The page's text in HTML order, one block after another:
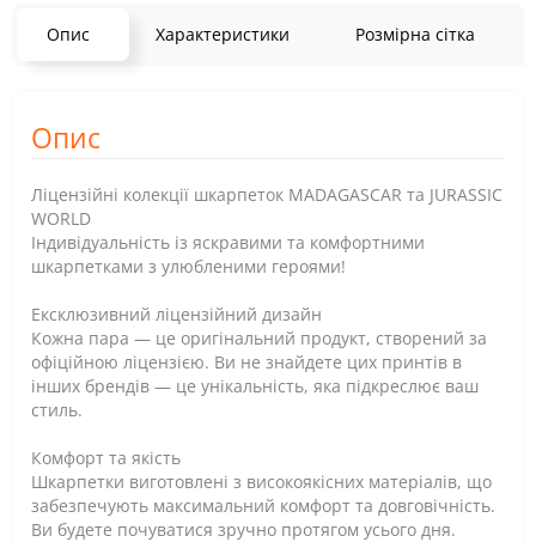
Опис Характеристики Розмірна сітка
Опис
Ліцензійні колекції шкарпеток MADAGASCAR та JURASSIC
WORLD
Індивідуальність із яскравими та комфортними
шкарпетками з улюбленими героями!
Ексклюзивний ліцензійний дизайн
Кожна пара — це оригінальний продукт, створений за
офіційною ліцензією. Ви не знайдете цих принтів в
інших брендів — це унікальність, яка підкреслює ваш
стиль.
Комфорт та якість
Шкарпетки виготовлені з високоякісних матеріалів, що
забезпечують максимальний комфорт та довговічність.
Ви будете почуватися зручно протягом усього дня.